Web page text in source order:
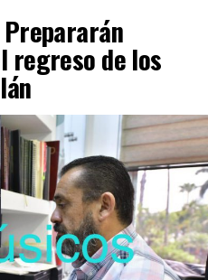
regreso de los